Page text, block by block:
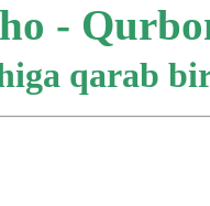
-
qarab